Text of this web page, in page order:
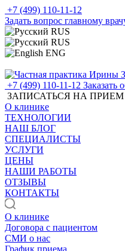
+7 (499) 110-11-12
Задать вопрос главному
RUS
RUS
ENG
+7 (499) 110-11-12 Заказать
ЗАПИСАТЬСЯ НА ПРИЕМ
О клинике
ТЕХНОЛОГИИ
НАШ БЛОГ
СПЕЦИАЛИСТЫ
УСЛУГИ
ЦЕНЫ
НАШИ РАБОТЫ
ОТЗЫВЫ
КОНТАКТЫ
О клинике
Договора с пациентом
СМИ о нас
График приема